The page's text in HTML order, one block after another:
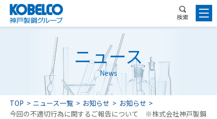
検索
ニュース
News
TOP ニュース一覧 お知らせ
お知らせ
今回の不適切行為に関するご報告について ※株式会社神戸製鋼